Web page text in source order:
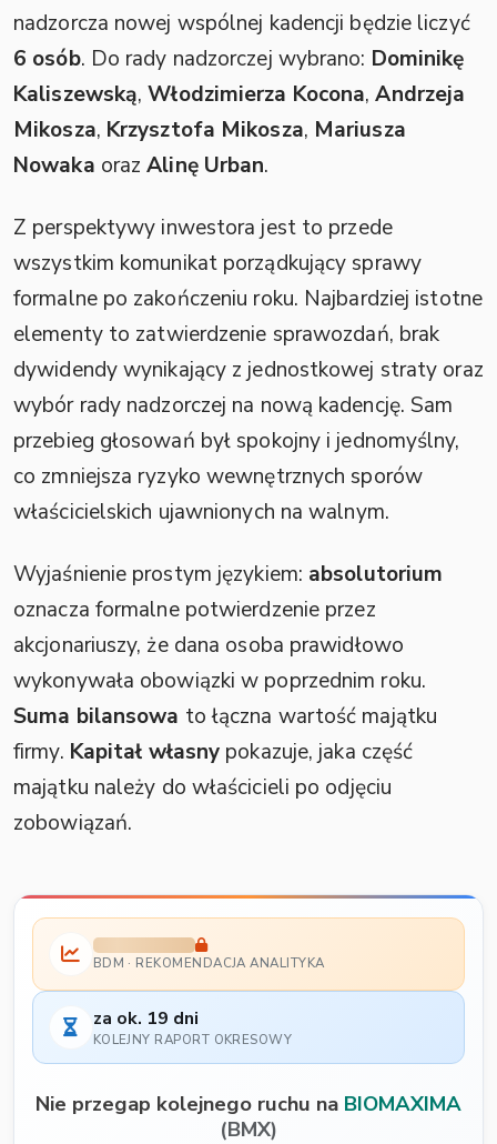
nadzorcza nowej wspólnej kadencji będzie liczyć
6 osób. Do rady nadzorczej wybrano: Dominikę
Kaliszewską,Włodzimierza Kocona,Andrzeja
Mikosza, Krzysztofa Mikosza, Mariusza
Nowaka orazAlinę Urban.
Z perspektywy inwestora jest to przede
wszystkim komunikat porządkujący sprawy
formalne po zakończeniu roku. Najbardziej istotne
elementy to zatwierdzenie sprawozdań, brak
dywidendy wynikający z jednostkowej straty oraz
wybór rady nadzorczej na nową kadencję. Sam
przebieg głosowań był spokojny i jednomyślny,
co zmniejsza ryzyko wewnętrznych sporów
właścicielskich ujawnionych na walnym.
Wyjaśnienie prostym językiem: absolutorium
oznacza formalne potwierdzenie przez
akcjonariuszy, że dana osoba prawidłowo
wykonywała obowiązki w poprzednim roku.
Suma bilansowa to łączna wartość majątku
firmy. Kapitał własny pokazuje, jaka część
majątku należy do właścicieli po odjęciu
zobowiązań.
BDM · REKOMENDACJA ANALITYKA
za ok. 19 dni
KOLEJNY RAPORT OKRESOWY
Nie przegap kolejnego ruchu na BIOMAXIMA
(BMX)